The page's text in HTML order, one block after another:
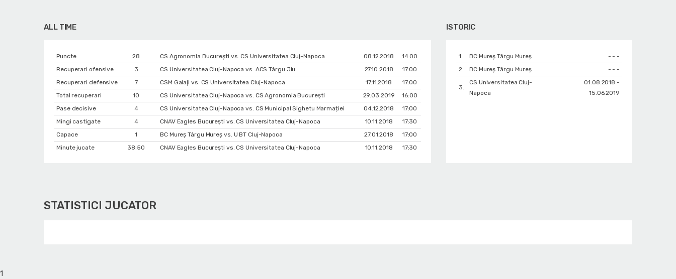
ALL TIME
Puncte 28 CS Agronomia București vs. CS Universitatea Cluj-Napoca 08.12.2018
14:00
Recuperari ofensive
3 CS Universitatea Cluj-Napoca vs. ACS Târgu Jiu 27.10.2018
17:00
Recuperari defensive
7 CSM Galaţi vs. CS Universitatea Cluj-Napoca 17.11.2018
17:00
Total recuperari
10 CS Universitatea Cluj-Napoca vs. CS Agronomia București 29.03.2019
16:00
Pase decisive
4 CS Universitatea Cluj-Napoca vs. CS Municipal Sighetu Marmației 04.12.2018
17:00
Mingi castigate
4 CNAV Eagles București vs. CS Universitatea Cluj-Napoca 10.11.2018
17:30
Capace
1 BC Mureș Târgu Mureș vs. U BT Cluj-Napoca 27.01.2018
17:00
Minute jucate
38:50 CNAV Eagles București vs. CS Universitatea Cluj-Napoca 10.11.2018 17:30
ISTORIC
1. BC Mureș Târgu Mureș
- - -
2.
BC Mureș Târgu Mureș - - -
3.
CS Universitatea Cluj-
Napoca
01.08.2018 -
15.06.2019
STATISTICI JUCATOR
1